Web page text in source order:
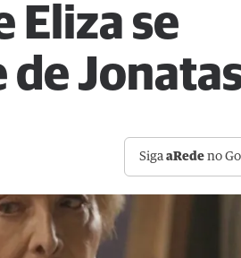
Eliza se
de
SigaaRede no